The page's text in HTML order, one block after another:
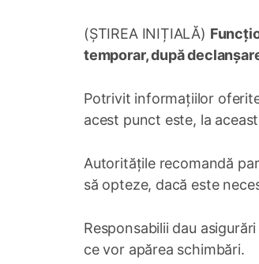
(ȘTIREA INIȚIALĂ)
temporar, după
Potrivit informațiilor
acest punct este, la
Autoritățile recomandă
să opteze, dacă este
Responsabilii dau
ce vor apărea schimbări.